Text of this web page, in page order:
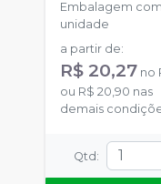
Embalagem com
unidade
a partir de:
R$ 20,27 no
ou R$ 20,90 nas
demais
Qtd: